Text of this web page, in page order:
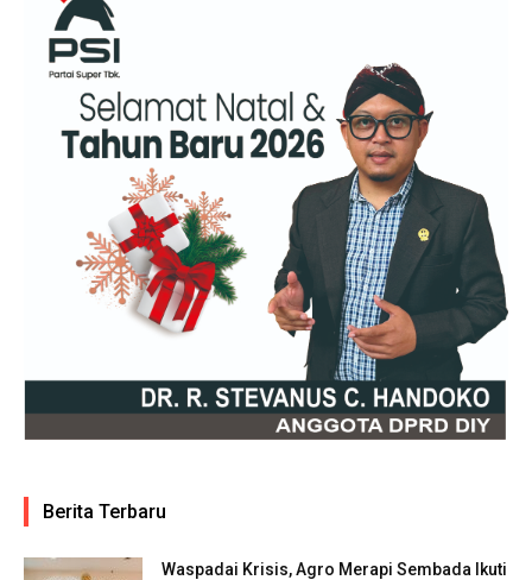
Berita Terbaru
Waspadai Krisis, Agro Merapi Sembada Ikuti